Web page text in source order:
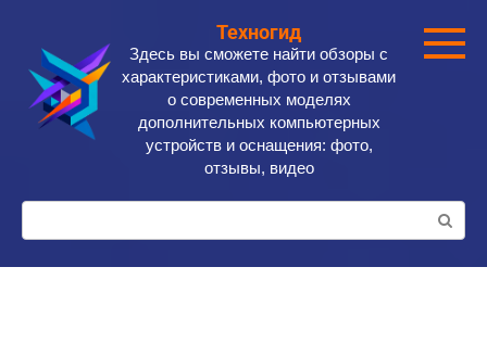
контенту
Техногид
Здесь вы сможете найти обзоры с
характеристиками, фото и отзывами
о современных моделях
дополнительных компьютерных
устройств и оснащения: фото,
отзывы, видео
Поиск: